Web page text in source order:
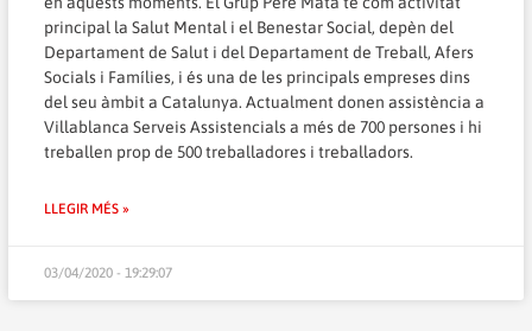
principal la Salut Mental i el Benestar Social, depèn del
Departament de Salut i del Departament de Treball, Afers
Socials i Famílies, i és una de les principals empreses dins
del seu àmbit a Catalunya. Actualment donen assistència a
Villablanca Serveis Assistencials a més de 700 persones i hi
treballen prop de 500 treballadores i treballadors.
LLEGIR MÉS »
03/04/2020 - 19:29:07